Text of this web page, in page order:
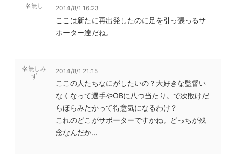
名無し 2014/8/1 16:23
ここは新たに再出発したのに足を引っ張っるサ
ポーター逹だね。
名無しみ
ず
2014/8/1 21:15
ここの人たちなにがしたいの？大好きな監督い
なくなって選手やOBに八つ当たり。で次敗けだ
らほらみたかって得意気になるわけ？
これのどこがサポーターですかね。どっちが残
念なんだか…